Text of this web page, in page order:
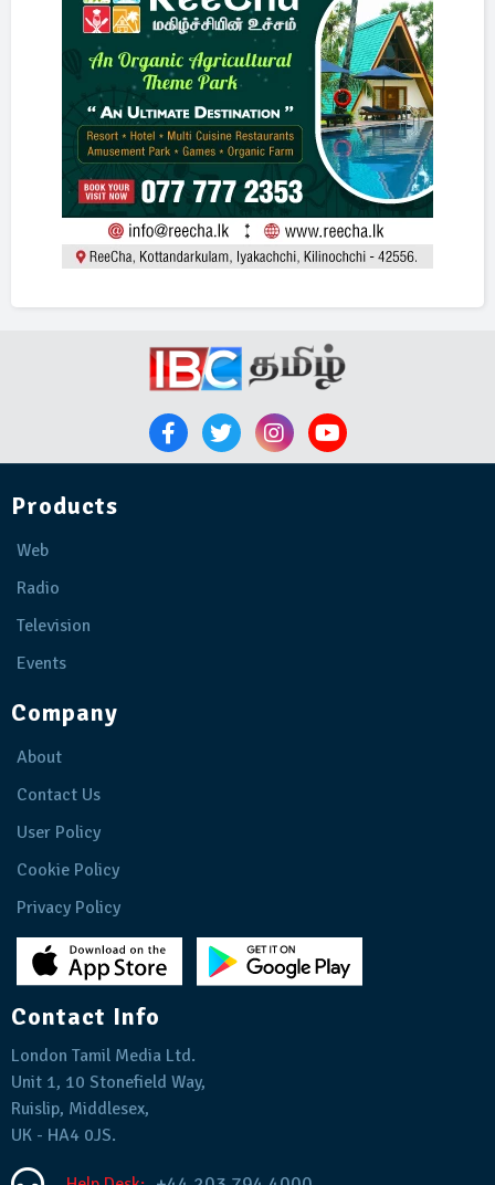
Products
Web
Radio
Television
Events
Company
About
Contact Us
User Policy
Cookie Policy
Privacy Policy
Contact Info
London Tamil Media Ltd.
Unit 1, 10 Stonefield Way,
Ruislip, Middlesex,
UK - HA4 0JS.